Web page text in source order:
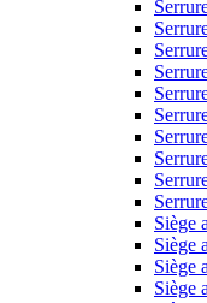
Siège
Siège
Siège
Siège